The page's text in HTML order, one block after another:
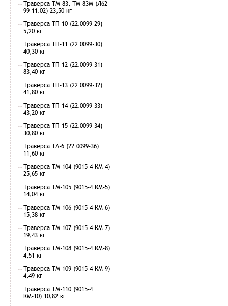
Траверса ТМ-83, ТМ-83М (Л62-
99 11.02) 23,50 кг
Траверса ТП-10 (22.0099-29)
5,20 кг
Траверса ТП-11 (22.0099-30)
40,30 кг
Траверса ТП-12 (22.0099-31)
83,40 кг
Траверса ТП-13 (22.0099-32)
41,80 кг
Траверса ТП-14 (22.0099-33)
43,20 кг
Траверса ТП-15 (22.0099-34)
30,80 кг
Траверса ТА-6 (22.0099-36)
11,60 кг
Траверса ТМ-104 (9015-4 КМ-4)
25,65 кг
Траверса ТМ-105 (9015-4 КМ-5)
14,04 кг
Траверса ТМ-106 (9015-4 КМ-6)
15,38 кг
Траверса ТМ-107 (9015-4 КМ-7)
19,43 кг
Траверса ТМ-108 (9015-4 КМ-8)
4,51 кг
Траверса ТМ-109 (9015-4 КМ-9)
4,49 кг
Траверса ТМ-110 (9015-4
КМ-10) 10,82 кг